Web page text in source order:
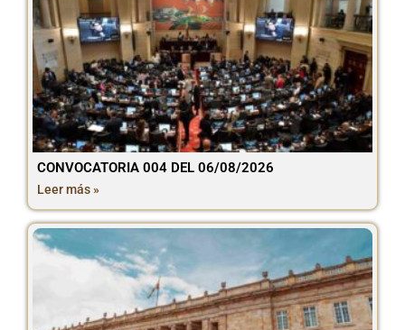
CONVOCATORIA 004 DEL 06/08/2026
Leer más »